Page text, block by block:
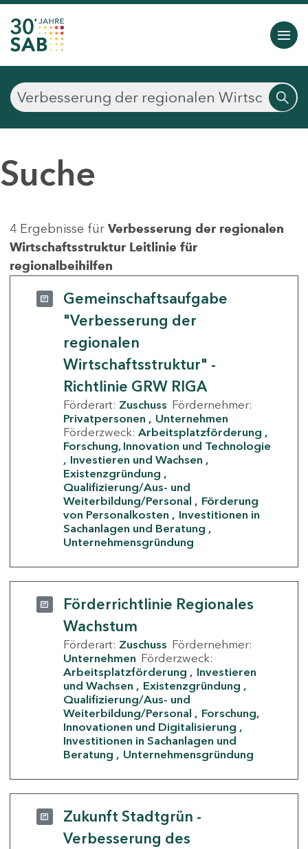
Suche
4 Ergebnisse für Verbesserung der regionalen
Wirtschaftsstruktur Leitlinie für
regionalbeihilfen
Gemeinschaftsaufgabe
"Verbesserung der
regionalen
Wirtschaftsstruktur" -
Richtlinie GRW RIGA
Förderart: Zuschuss Fördernehmer:
Privatpersonen
Unternehmen
Förderzweck: Arbeitsplatzförderung
Forschung, Innovation und Technologie
Investieren und Wachsen
Existenzgründung
Qualifizierung/Aus- und
Weiterbildung/Personal
Förderung
von Personalkosten
Investitionen in
Sachanlagen und Beratung
Unternehmensgründung
Förderrichtlinie Regionales
Wachstum
Förderart: Zuschuss Fördernehmer:
Unternehmen Förderzweck:
Arbeitsplatzförderung
Investieren
und Wachsen
Existenzgründung
Qualifizierung/Aus- und
Weiterbildung/Personal
Forschung,
Innovationen und Digitalisierung
Investitionen in Sachanlagen und
Beratung
Unternehmensgründung
Zukunft Stadtgrün -
Verbesserung des